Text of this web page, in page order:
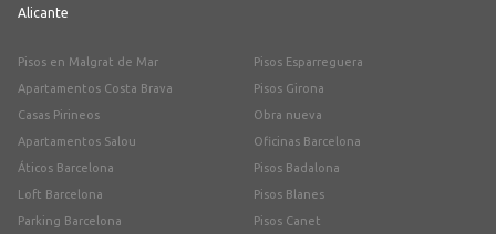
Alicante
Pisos en Malgrat de Mar
Apartamentos Costa Brava
Casas Pirineos
Apartamentos Salou
Áticos Barcelona
Loft Barcelona
Parking Barcelona
Pisos Esparreguera
Pisos Girona
Obra nueva
Oficinas Barcelona
Pisos Badalona
Pisos Blanes
Pisos Canet